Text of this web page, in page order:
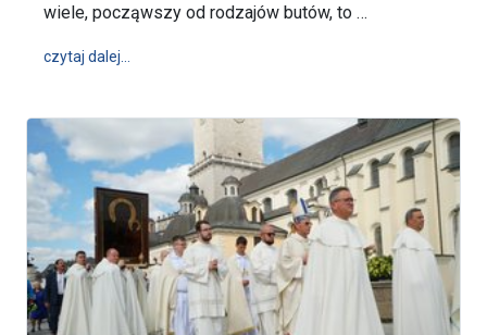
wiele, począwszy od rodzajów butów, to …
czytaj dalej…